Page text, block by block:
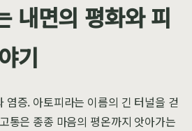
내면의 평화와 피
기
염증. 아토피라는 이름의 긴 터널을 걷
통은 종종 마음의 평온까지 앗아가는